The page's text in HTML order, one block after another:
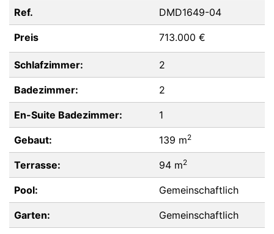
Ref. DMD1649-04
Preis 713.000 €
Schlafzimmer: 2
Badezimmer: 2
En-Suite Badezimmer: 1
Gebaut: 139 m2
Terrasse: 94 m2
Pool: Gemeinschaftlich
Garten: Gemeinschaftlich